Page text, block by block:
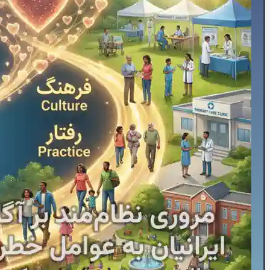
💪استرین اکو
👶اکو جنینی
📉نوار قلب
⌚هولتر فشارخون
💓هولتر ضربان قلب
🚴‍♀️تست ورزش
💉آنژیوگرافی
🩺تشخیص‌ودرمان
💬مشاوره
🛡️مشاوره پیشگیری
🍎مشاوره تخصصی تغذیه
🩸بیماران دیابتی
♀️قلب بانوان
🔎چکاپ و غربالگری
🚭مشاوره ترک سیگار
🎗️درمان سرطان سینه
👩‍⚕️مشاوره جراحی زنان
✨جراحی زیبایی